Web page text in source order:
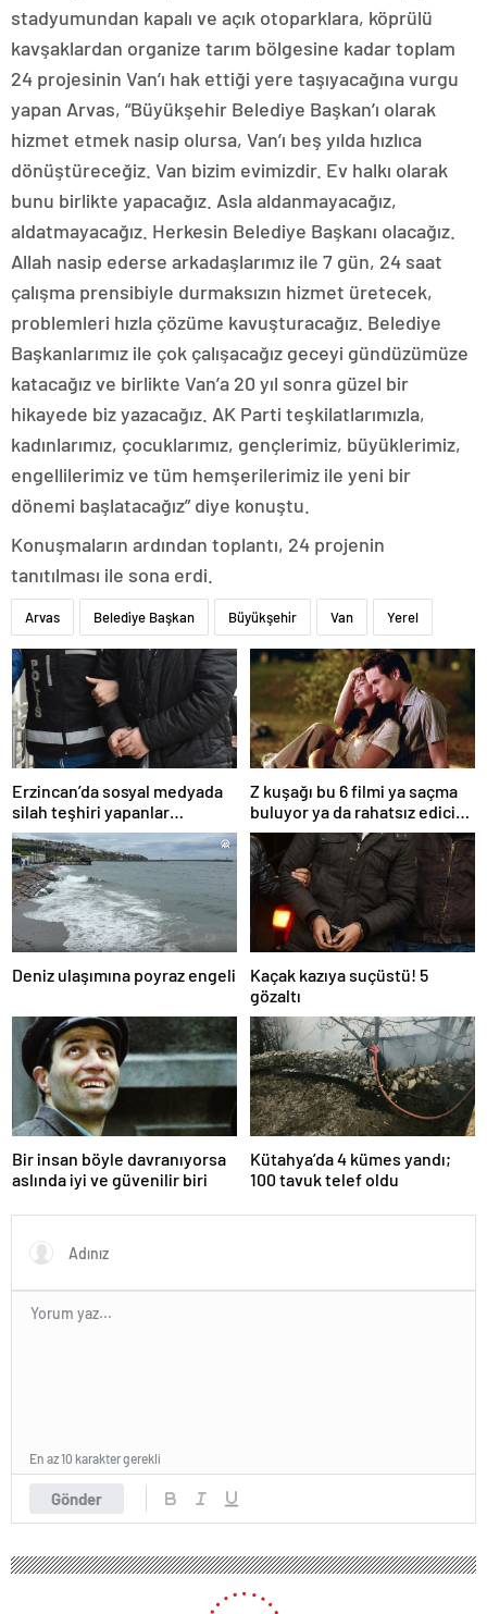
stadyumundan kapalı ve açık otoparklara, köprülü
kavşaklardan organize tarım bölgesine kadar toplam
24 projesinin Van’ı hak ettiği yere taşıyacağına vurgu
yapan Arvas, “Büyükşehir Belediye Başkan’ı olarak
hizmet etmek nasip olursa, Van’ı beş yılda hızlıca
dönüştüreceğiz. Van bizim evimizdir. Ev halkı olarak
bunu birlikte yapacağız. Asla aldanmayacağız,
aldatmayacağız. Herkesin Belediye Başkanı olacağız.
Allah nasip ederse arkadaşlarımız ile 7 gün, 24 saat
çalışma prensibiyle durmaksızın hizmet üretecek,
problemleri hızla çözüme kavuşturacağız. Belediye
Başkanlarımız ile çok çalışacağız geceyi gündüzümüze
katacağız ve birlikte Van’a 20 yıl sonra güzel bir
hikayede biz yazacağız. AK Parti teşkilatlarımızla,
kadınlarımız, çocuklarımız, gençlerimiz, büyüklerimiz,
engellilerimiz ve tüm hemşerilerimiz ile yeni bir
dönemi başlatacağız” diye konuştu.
Konuşmaların ardından toplantı, 24 projenin
tanıtılması ile sona erdi.
Arvas Belediye Başkan Büyükşehir Van Yerel
Erzincan’da sosyal medyada
silah teşhiri yapanlar
yakalandı
Z kuşağı bu 6 filmi ya saçma
buluyor ya da rahatsız edici
ve toksik!
Deniz ulaşımına poyraz engeli
Kaçak kazıya suçüstü! 5
gözaltı
Bir insan böyle davranıyorsa
aslında iyi ve güvenilir biri
Kütahya’da 4 kümes yandı;
100 tavuk telef oldu
Gönder
En az 10 karakter gerekli